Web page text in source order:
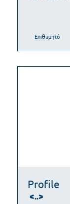
Επιθυμητό
Profile
<..>